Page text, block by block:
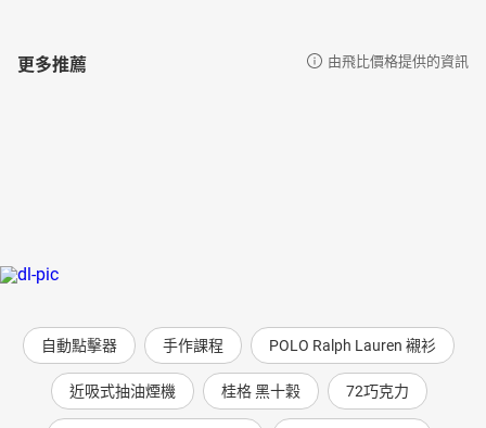
更多推薦 由飛比價格提供的資訊
自動點擊器 手作課程 POLO Ralph Lauren 襯衫
近吸式抽油煙機 桂格 黑十穀 72巧克力